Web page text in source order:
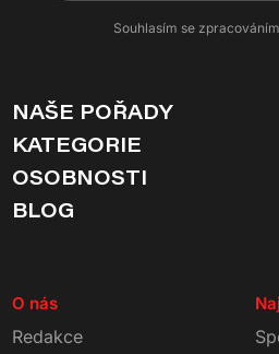
Souhlasím se
NAŠE POŘADY
KATEGORIE
OSOBNOSTI
BLOG
O nás
Redakce